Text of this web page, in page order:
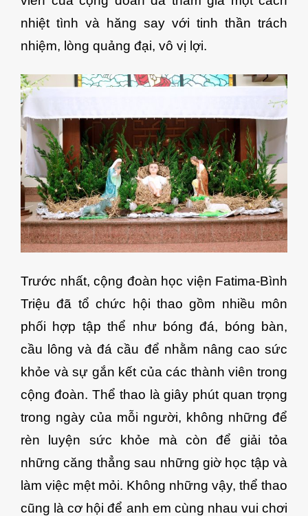
nhiệt tình và hăng say với tinh thần trách
nhiệm, lòng quảng đại, vô vị lợi.
Trước nhất, cộng đoàn học viện Fatima-Bình
Triệu đã tổ chức hội thao gồm nhiều môn
phối hợp tập thể như bóng đá, bóng bàn,
cầu lông và đá cầu để nhằm nâng cao sức
khỏe và sự gắn kết của các thành viên trong
cộng đoàn. Thể thao là giây phút quan trọng
trong ngày của mỗi người, không những để
rèn luyện sức khỏe mà còn để giải tỏa
những căng thẳng sau những giờ học tập và
làm việc mệt mỏi. Không những vậy, thể thao
cũng là cơ hội để anh em cùng nhau vui chơi